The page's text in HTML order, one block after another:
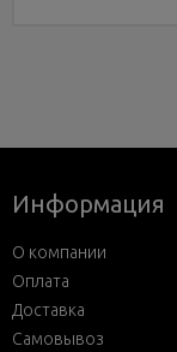
Информация
О компании
Оплата
Доставка
Самовывоз